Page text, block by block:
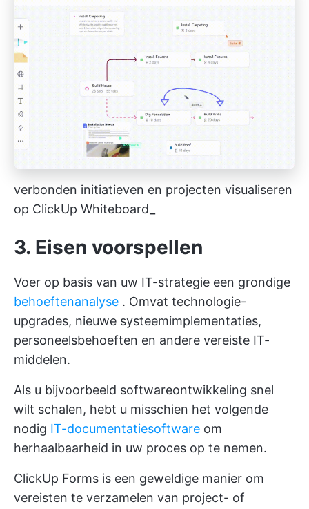
verbonden initiatieven en projecten visualiseren
op ClickUp Whiteboard_
3. Eisen voorspellen
Voer op basis van uw IT-strategie een grondige
behoeftenanalyse . Omvat technologie-
upgrades, nieuwe systeemimplementaties,
personeelsbehoeften en andere vereiste IT-
middelen.
Als u bijvoorbeeld softwareontwikkeling snel
wilt schalen, hebt u misschien het volgende
nodig IT-documentatiesoftware om
herhaalbaarheid in uw proces op te nemen.
ClickUp Forms is een geweldige manier om
vereisten te verzamelen van project- of